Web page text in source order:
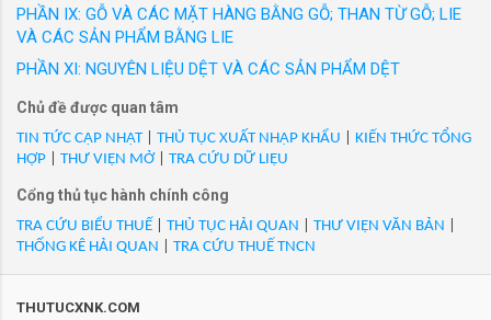
- Mã Hs 04032011: SỮA CHUA VỊ ĐÀO HIỆU ĐÀ LẠT MILK, HỘP
100GRM, THÙNG 40 HỘP/VN/XK
- Mã Hs 04032011: Sữa chua vị dâu ít béo hiệu EMMI, hộp 1kg,
- Mã Hs 04032011: SỮA CHUA VỊ MÂM XÔI ĐEN HIỆU ĐÀ LẠT
MILK, HỘP 100GRM, THÙNG 40 HỘP/VN/XK
1kgx12/VN/XK
- Mã Hs 04032011: SỮA CHUA VỊ VIỆT QUẤT HIỆU EMMI, HỘP
100GRM, THÙNG 20 HỘP/CH/XK
- Mã Hs 04032011: Sữa chua việt quất hiệu EMMI hộp 1
kg/CH/XK
đưa ra thị trường trong nước với các nhãn hiệu
được người tiêu dùng Việt Nam yêu thích. Hàng
loạt sản phẩm thời trang công sở cao cấp như
Classic, May10 Classic Suit... Thương hiệu
Veston và nhiều thương hiệu thời trang được
phát triển trong 20 năm qua của May 10 đ...
PHẦN IX: GỖ VÀ CÁC MẶT HÀNG BẰNG GỖ; THAN TỪ GỖ; LIE
VÀ CÁC SẢN PHẨM BẰNG LIE
PHẦN XI: NGUYÊN LIỆU DỆT VÀ CÁC SẢN PHẨM DỆT
Chủ đề được quan tâm
TIN TỨC CẬP NHẬT| THỦ TỤC XUẤT NHẬP KHẨU
KIẾN THỨC TỔNG
HỢP
THƯ VIỆN MỞ| TRA CỨU DỮ LIỆU
Cổng thủ tục hành chính công
TRA CỨU BIỂU THUẾ THỦ TỤC HẢI QUAN THƯ VIỆN VĂN BẢN
THỐNG KÊ HẢI QUAN
TRA CỨU THUẾ TNCN
THUTUCXNK.COM